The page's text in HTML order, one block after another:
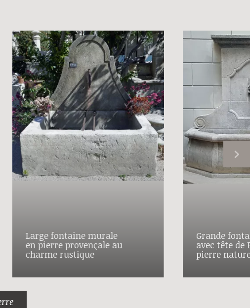
Large fontaine murale
en pierre provençale au
charme rustique
Grande
avec tête de
pierre